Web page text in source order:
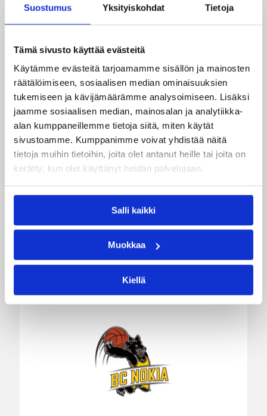
Suostumus Yksityiskohdat Tietoja
Tämä sivusto käyttää evästeitä
Käytämme evästeitä tarjoamamme sisällön ja mainosten
räätälöimiseen, sosiaalisen median ominaisuuksien
tukemiseen ja kävijämäärämme analysoimiseen. Lisäksi
jaamme sosiaalisen median, mainosalan ja analytiikka-
alan kumppaneillemme tietoja siitä, miten käytät
sivustoamme. Kumppanimme voivat yhdistää näitä
tietoja muihin tietoihin, joita olet antanut heille tai joita on
kerätty, kun olet käyttänyt heidän palvelujaan.
Salli kaikki
Muokkaa
Kiellä
Katso myös
Junioriturnaus 01.08.2026 16:34
Delfin Basket Tournament
31.7.-2.8. Tampereella
Koripallon kansainvälinen turnaus Delfin Basket
pelataan Tampereella tänä viikonloppuna.
Järjestyksessään 39. turnaus kerää yhteen 200
joukkuetta ja tuhansia koripallon ystäviä niin
Suomesta kuin ulkomailta.